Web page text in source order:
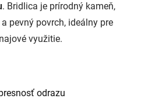
. Bridlica je prírodný kameň,
pevný povrch, ideálny pre
využitie.
odrazu